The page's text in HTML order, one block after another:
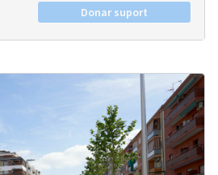
Donar suport